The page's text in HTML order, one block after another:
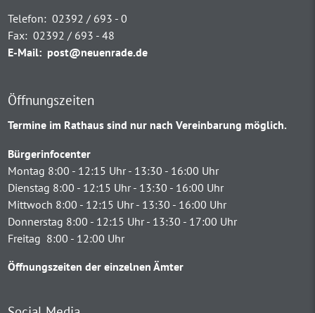
Telefon: 02392 / 693 - 0
Fax: 02392 / 693 - 48
E-Mail: post@neuenrade.de
Öffnungszeiten
Termine im Rathaus sind nur nach Vereinbarung möglich.
Bürgerinfocenter
Montag 8:00 - 12:15 Uhr - 13:30 - 16:00 Uhr
Dienstag 8:00 - 12:15 Uhr - 13:30 - 16:00 Uhr
Mittwoch 8:00 - 12:15 Uhr - 13:30 - 16:00 Uhr
Donnerstag 8:00 - 12:15 Uhr - 13:30 - 17:00 Uhr
Freitag 8:00 - 12:00 Uhr
Öffnungszeiten der einzelnen Ämter